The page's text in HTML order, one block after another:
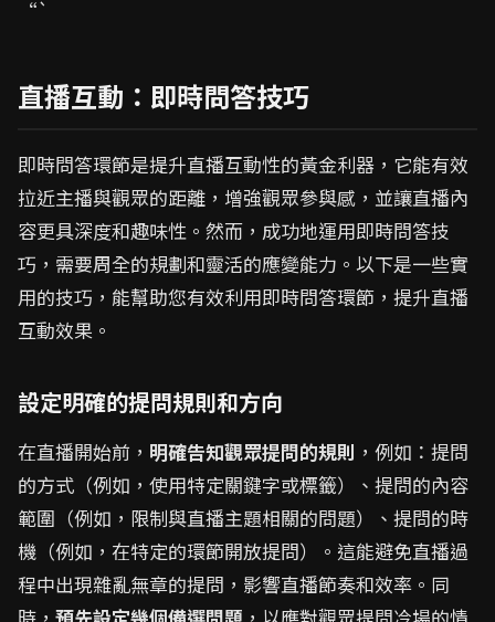
“`
直播互動：即時問答技巧
即時問答環節是提升直播互動性的黃金利器，它能有效
拉近主播與觀眾的距離，增強觀眾參與感，並讓直播內
容更具深度和趣味性。然而，成功地運用即時問答技
巧，需要周全的規劃和靈活的應變能力。以下是一些實
用的技巧，能幫助您有效利用即時問答環節，提升直播
互動效果。
設定明確的提問規則和方向
在直播開始前， 明確告知觀眾提問的規則 ，例如：提問
的方式（例如，使用特定關鍵字或標籤）、提問的內容
範圍（例如，限制與直播主題相關的問題）、提問的時
機（例如，在特定的環節開放提問）。這能避免直播過
程中出現雜亂無章的提問，影響直播節奏和效率。同